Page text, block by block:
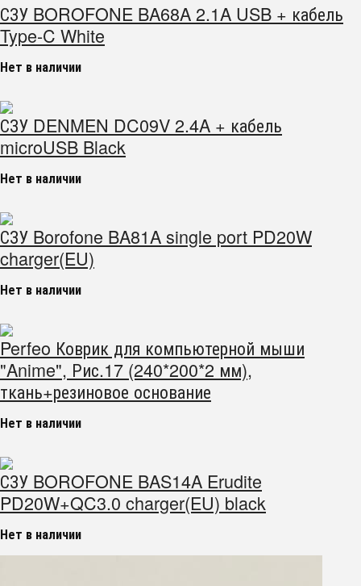
СЗУ BOROFONE BA68A 2.1A USB + кабель
Type-C White
Нет в наличии
СЗУ DENMEN DC09V 2.4A + кабель
microUSB Black
Нет в наличии
СЗУ Borofone BA81A single port PD20W
charger(EU)
Нет в наличии
Perfeo Коврик для компьютерной мыши
"Anime", Рис.17 (240*200*2 мм),
ткань+резиновое основание
Нет в наличии
СЗУ BOROFONE BAS14A Erudite
PD20W+QC3.0 charger(EU) black
Нет в наличии